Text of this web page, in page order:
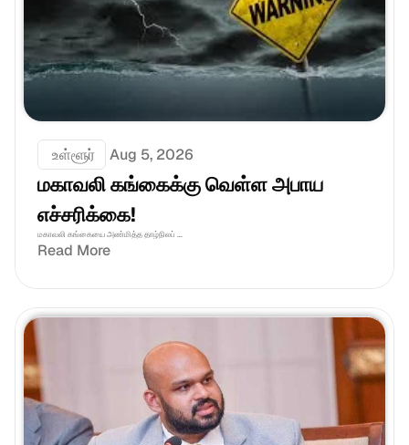
உள்ளூர் Aug 5, 2026
மகாவலி கங்கைக்கு வெள்ள அபாய
எச்சரிக்கை!
மகாவலி கங்கையை அண்மித்த தாழ்நிலப் ...
Read More